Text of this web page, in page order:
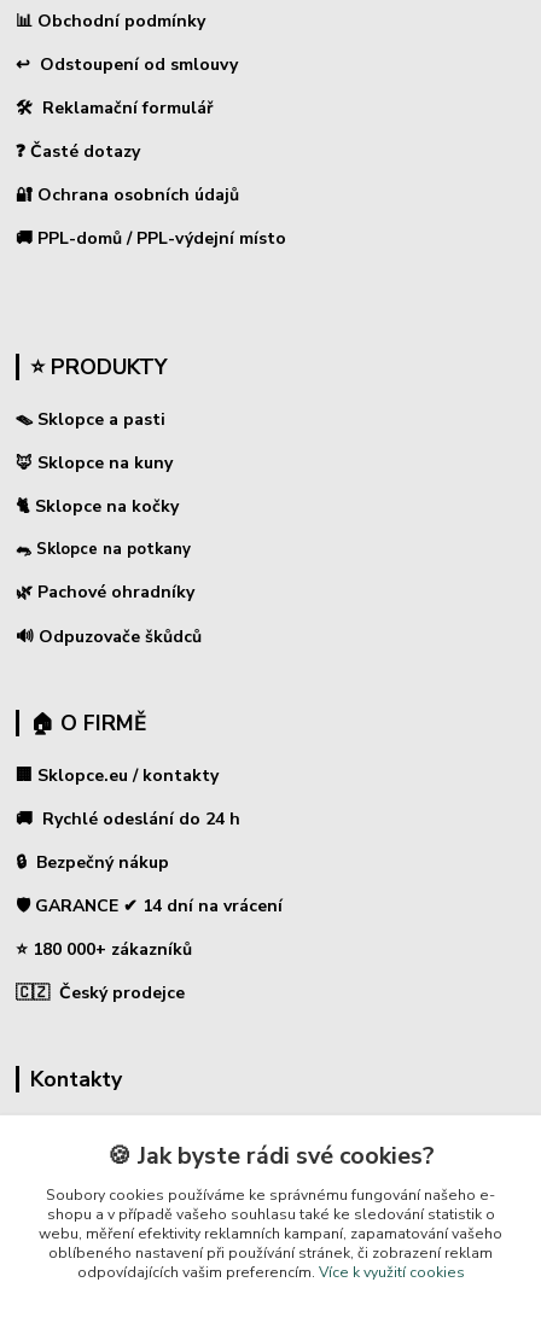
📊 Obchodní podmínky
↩ Odstoupení od smlouvy
🛠 Reklamační formulář
❓ Časté dotazy
🔐 Ochrana osobních údajů
🚚 PPL-domů / PPL-výdejní místo
⭐ PRODUKTY
🪤 Sklopce a pasti
🦊 Sklopce na kuny
🐈 Sklopce na kočky
🐀 Sklopce na potkany
🌿 Pachové ohradníky
🔊 Odpuzovače škůdců
🏠 O FIRMĚ
🏢 Sklopce.eu / kontakty
🚚 Rychlé odeslání do 24 h
🔒 Bezpečný nákup
🛡️ GARANCE ✔ 14 dní na vrácení
⭐ 180 000+ zákazníků
🇨🇿 Český prodejce
Kontakty
🛡️ Zákaznická podpora
📞 728 007 997
⏰ Po-Pá | 7:00 - 13:30 |
info@repulse.cz
🍪 Jak byste rádi své cookies?
Soubory cookies používáme ke správnému fungování našeho e-
shopu a v případě vašeho souhlasu také ke sledování statistik o
webu, měření efektivity reklamních kampaní, zapamatování vašeho
oblíbeného nastavení při používání stránek, či zobrazení reklam
odpovídajících vašim preferencím. Více k využití cookies